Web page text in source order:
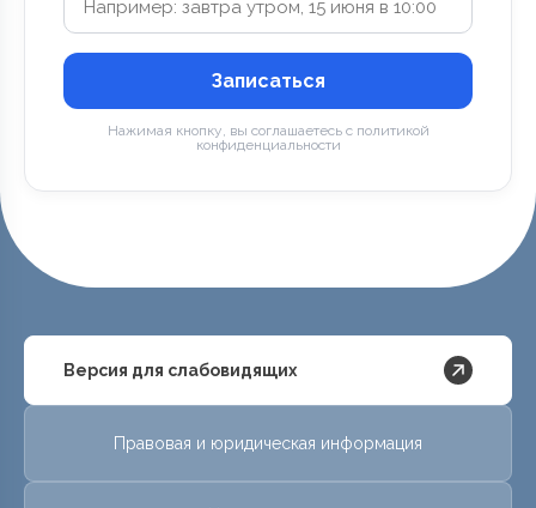
Записаться
Нажимая кнопку, вы соглашаетесь с политикой
конфиденциальности
Версия для слабовидящих
Правовая и юридическая информация